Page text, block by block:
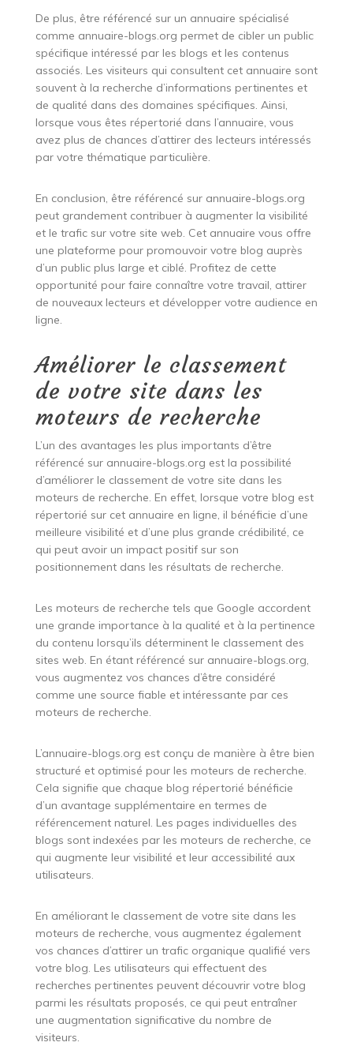
De plus, être référencé sur un annuaire spécialisé
comme annuaire-blogs.org permet de cibler un public
spécifique intéressé par les blogs et les contenus
associés. Les visiteurs qui consultent cet annuaire sont
souvent à la recherche d’informations pertinentes et
de qualité dans des domaines spécifiques. Ainsi,
lorsque vous êtes répertorié dans l’annuaire, vous
avez plus de chances d’attirer des lecteurs intéressés
par votre thématique particulière.
En conclusion, être référencé sur annuaire-blogs.org
peut grandement contribuer à augmenter la visibilité
et le trafic sur votre site web. Cet annuaire vous offre
une plateforme pour promouvoir votre blog auprès
d’un public plus large et ciblé. Profitez de cette
opportunité pour faire connaître votre travail, attirer
de nouveaux lecteurs et développer votre audience en
ligne.
Améliorer le classement
de votre site dans les
moteurs de recherche
L’un des avantages les plus importants d’être
référencé sur annuaire-blogs.org est la possibilité
d’améliorer le classement de votre site dans les
moteurs de recherche. En effet, lorsque votre blog est
répertorié sur cet annuaire en ligne, il bénéficie d’une
meilleure visibilité et d’une plus grande crédibilité, ce
qui peut avoir un impact positif sur son
positionnement dans les résultats de recherche.
Les moteurs de recherche tels que Google accordent
une grande importance à la qualité et à la pertinence
du contenu lorsqu’ils déterminent le classement des
sites web. En étant référencé sur annuaire-blogs.org,
vous augmentez vos chances d’être considéré
comme une source fiable et intéressante par ces
moteurs de recherche.
L’annuaire-blogs.org est conçu de manière à être bien
structuré et optimisé pour les moteurs de recherche.
Cela signifie que chaque blog répertorié bénéficie
d’un avantage supplémentaire en termes de
référencement naturel. Les pages individuelles des
blogs sont indexées par les moteurs de recherche, ce
qui augmente leur visibilité et leur accessibilité aux
utilisateurs.
En améliorant le classement de votre site dans les
moteurs de recherche, vous augmentez également
vos chances d’attirer un trafic organique qualifié vers
votre blog. Les utilisateurs qui effectuent des
recherches pertinentes peuvent découvrir votre blog
parmi les résultats proposés, ce qui peut entraîner
une augmentation significative du nombre de
visiteurs.